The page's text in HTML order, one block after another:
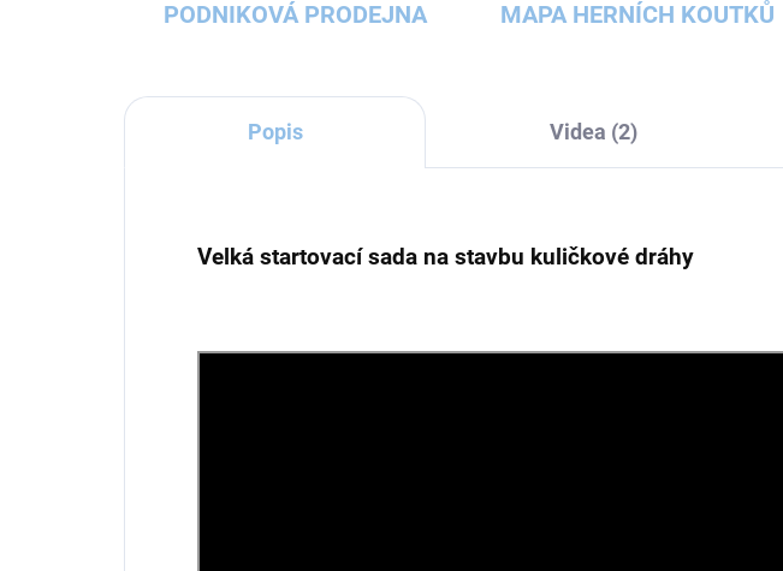
PODNIKOVÁ PRODEJNA MAPA HERNÍCH KOUTKŮ
Popis Videa (2)
Velká startovací sada na stavbu kuličkové dráhy